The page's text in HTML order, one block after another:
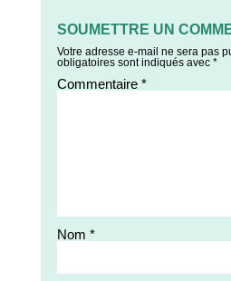
SOUMETTRE UN
Votre adresse e-mail ne sera pas
obligatoires sont indiqués avec *
Commentaire *
Nom *